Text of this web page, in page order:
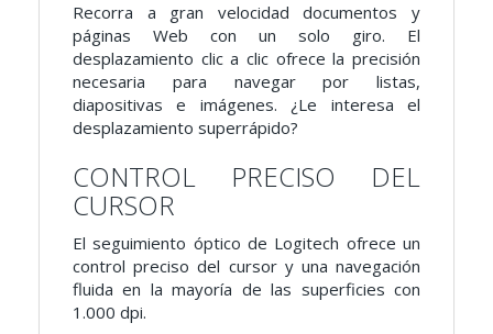
Recorra a gran velocidad documentos y
páginas Web con un solo giro. El
desplazamiento clic a clic ofrece la precisión
necesaria para navegar por listas,
diapositivas e imágenes. ¿Le interesa el
desplazamiento superrápido?
CONTROL PRECISO DEL
CURSOR
El seguimiento óptico de Logitech ofrece un
control preciso del cursor y una navegación
fluida en la mayoría de las superficies con
1.000 dpi.